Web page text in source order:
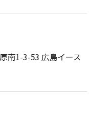
南1-3-53 広島イース